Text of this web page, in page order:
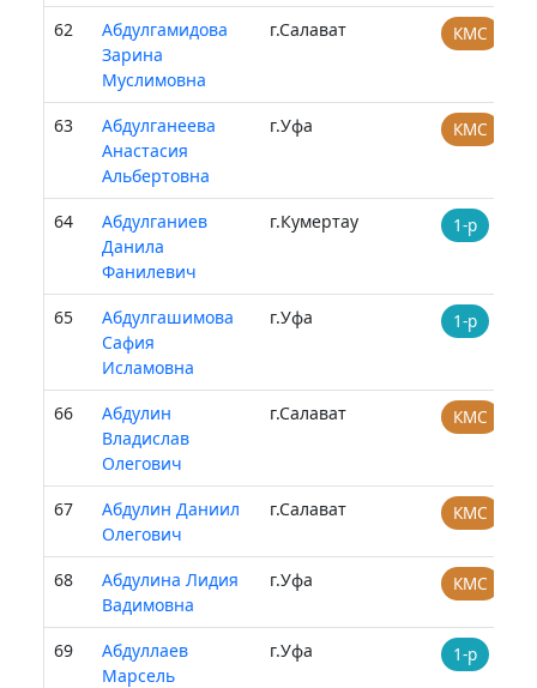
62
Абдулгамидова
Зарина
Муслимовна
г.Салават КМС
63
Абдулганеева
Анастасия
Альбертовна
г.Уфа КМС
64
Абдулганиев
Данила
Фанилевич
г.Кумертау 1-р
65
Абдулгашимова
Сафия
Исламовна
г.Уфа 1-р
66
Абдулин
Владислав
Олегович
г.Салават КМС
67
Абдулин Даниил
Олегович
г.Салават КМС
68
Абдулина Лидия
Вадимовна
г.Уфа КМС
69
Абдуллаев
Марсель
г.Уфа 1-р